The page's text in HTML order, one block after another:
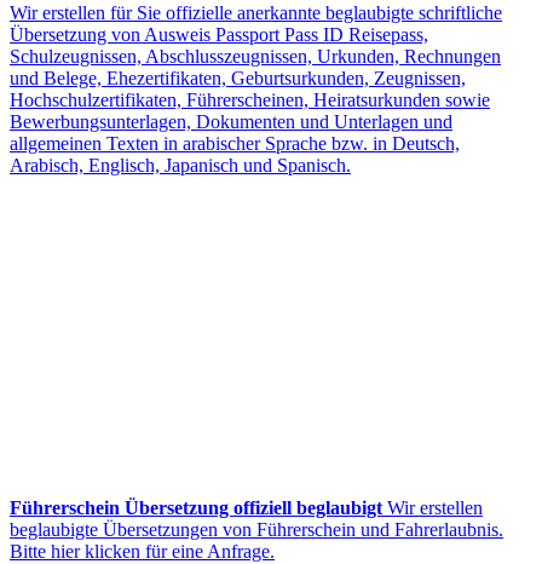
Wir erstellen für Sie offizielle anerkannte beglaubigte schriftliche
Übersetzung von Ausweis Passport Pass ID Reisepass,
Schulzeugnissen, Abschlusszeugnissen, Urkunden, Rechnungen
und Belege, Ehezertifikaten, Geburtsurkunden, Zeugnissen,
Hochschulzertifikaten, Führerscheinen, Heiratsurkunden sowie
Bewerbungsunterlagen, Dokumenten und Unterlagen und
allgemeinen Texten in arabischer Sprache bzw. in Deutsch,
Arabisch, Englisch, Japanisch und Spanisch.
Führerschein Übersetzung offiziell beglaubigt Wir erstellen
beglaubigte Übersetzungen von Führerschein und Fahrerlaubnis.
Bitte hier klicken für eine Anfrage.